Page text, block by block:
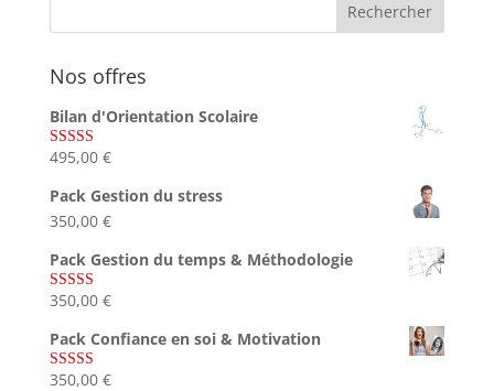
Nos offres
Bilan d'Orientation Scolaire
Note4.75
495,00 €
Pack Gestion du stress
350,00 €
Pack Gestion du temps & Méthodologie
Note5.00
350,00 €
Pack Confiance en soi & Motivation
Note5.00
350,00 €